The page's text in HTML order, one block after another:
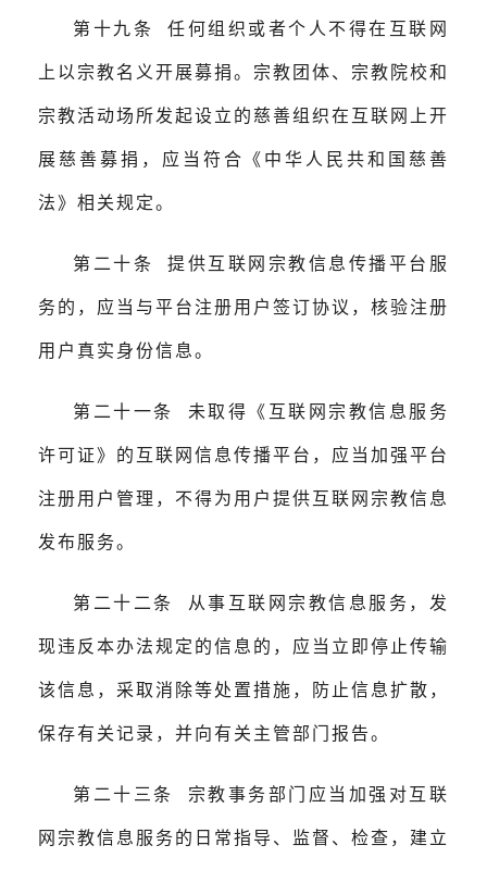
第十九条 任何组织或者个人不得在互联网
上以宗教名义开展募捐。宗教团体、宗教院校和
宗教活动场所发起设立的慈善组织在互联网上开
展慈善募捐，应当符合《中华人民共和国慈善
法》相关规定。
第二十条 提供互联网宗教信息传播平台服
务的，应当与平台注册用户签订协议，核验注册
用户真实身份信息。
第二十一条 未取得《互联网宗教信息服务
许可证》的互联网信息传播平台，应当加强平台
注册用户管理，不得为用户提供互联网宗教信息
发布服务。
第二十二条 从事互联网宗教信息服务，发
现违反本办法规定的信息的，应当立即停止传输
该信息，采取消除等处置措施，防止信息扩散，
保存有关记录，并向有关主管部门报告。
第二十三条 宗教事务部门应当加强对互联
网宗教信息服务的日常指导、监督、检查，建立